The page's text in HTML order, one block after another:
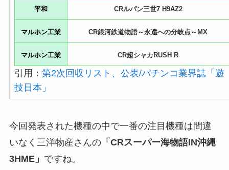
平和 CRルパン三世7 H9AZ2
マルホン工業 CR銀河鉄道物語～永遠への分岐点～MX
マルホン工業 CR超シャカRUSH R
引用： 第2次回収リスト、公表/パチンコ業界誌「遊
技日本」
今回発表された機種の中で一番の注目機種は間違
いなく三洋物産さんの「 CRスーパー海物語IN沖縄
3HME」 ですね。